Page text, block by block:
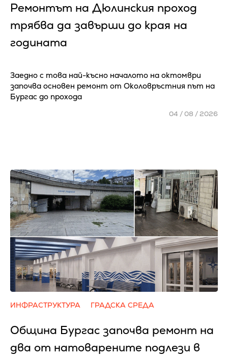
Ремонтът на Дюлинския проход
трябва да завърши до края на
годината
Заедно с това най-късно началото на октомври
започва основен ремонт от Околовръстния път на
Бургас до прохода
04 / 08 / 2026
ИНФРАСТРУКТУРА ГРАДСКА СРЕДА
Община Бургас започва ремонт на
два от натоварените подлези в